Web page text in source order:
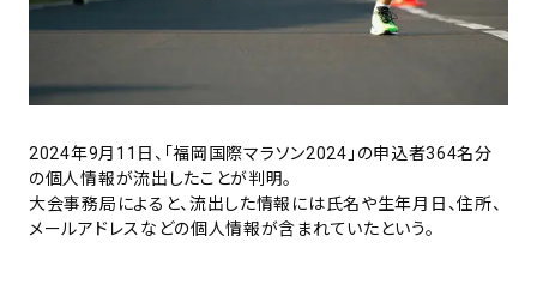
2024年9月11日、「福岡国際マラソン2024」の申込者364名分
の個人情報が流出したことが判明。
大会事務局によると、流出した情報には氏名や生年月日、住所、
メールアドレスなどの個人情報が含まれていたという。